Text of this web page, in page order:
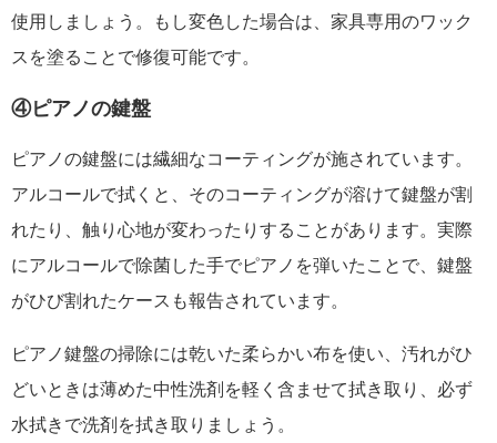
使用しましょう。もし変色した場合は、家具専用のワック
スを塗ることで修復可能です。
④ピアノの鍵盤
ピアノの鍵盤には繊細なコーティングが施されています。
アルコールで拭くと、そのコーティングが溶けて鍵盤が割
れたり、触り心地が変わったりすることがあります。実際
にアルコールで除菌した手でピアノを弾いたことで、鍵盤
がひび割れたケースも報告されています。
ピアノ鍵盤の掃除には乾いた柔らかい布を使い、汚れがひ
どいときは薄めた中性洗剤を軽く含ませて拭き取り、必ず
水拭きで洗剤を拭き取りましょう。